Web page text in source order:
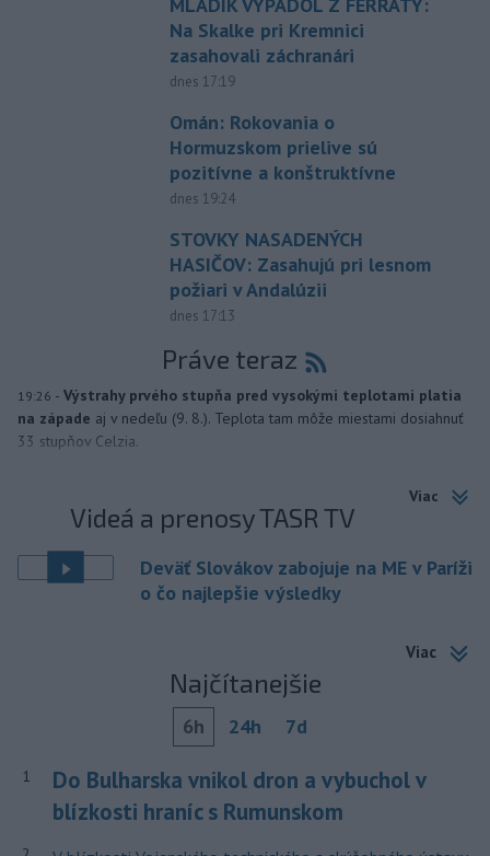
Na Skalke pri Kremnici
zasahovali záchranári
dnes 17:19
Omán: Rokovania o
Hormuzskom prielive sú
pozitívne a konštruktívne
dnes 19:24
STOVKY NASADENÝCH
HASIČOV: Zasahujú pri lesnom
požiari v Andalúzii
dnes 17:13
Práve teraz
19:26 - Výstrahy prvého stupňa pred vysokými teplotami platia
na západe aj v nedeľu (9. 8.). Teplota tam môže miestami dosiahnuť
33 stupňov Celzia.
Viac
Videá a prenosy TASR TV
Deväť Slovákov zabojuje na ME v Paríži
o čo najlepšie výsledky
Viac
Najčítanejšie
6h 24h 7d
1
Do Bulharska vnikol dron a vybuchol v
blízkosti hraníc s Rumunskom